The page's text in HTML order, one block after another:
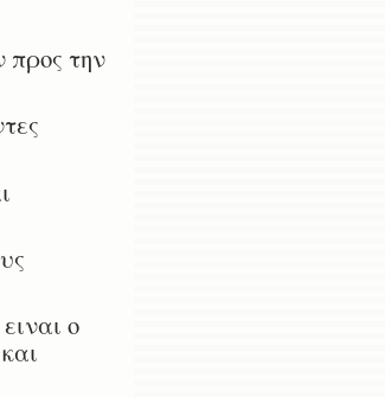
προς την
ο